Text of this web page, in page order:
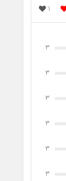
1
3
3
3
3
3
3